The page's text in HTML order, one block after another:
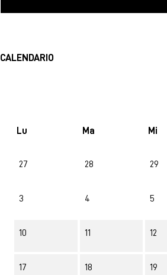
CALENDARIO
Lu Ma Mi
No hay ninguna actividad este mes
27 28 29
3 4 5
10 11 12
17 18 19